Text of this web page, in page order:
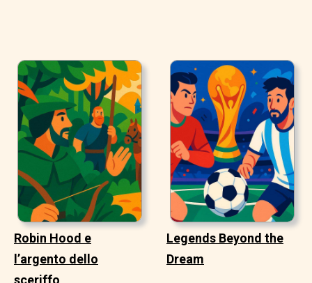
Robin Hood e
l’argento dello
sceriffo
Legends Beyond the
Dream